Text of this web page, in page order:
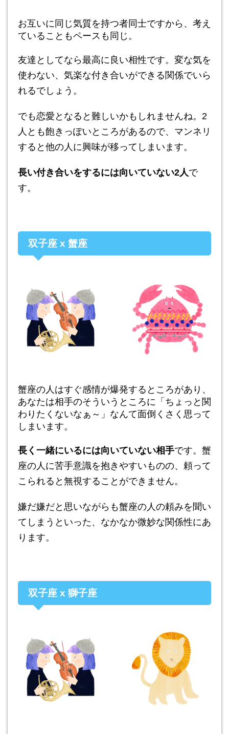
お互いに同じ気質を持つ者同士ですから、考え
ていることもペースも同じ。
友達としてなら最高に良い相性です。変な気を
使わない、気楽な付き合いができる関係でいら
れるでしょう。
でも恋愛となると難しいかもしれませんね。2
人とも飽きっぽいところがあるので、マンネリ
すると他の人に興味が移ってしまいます。
長い付き合いをするには向いていない2人で
す。
双子座 x 蟹座
蟹座の人はすぐ感情が爆発するところがあり、
あなたは相手のそういうところに「ちょっと関
わりたくないなぁ～」なんて面倒くさく思って
しまいます。
長く一緒にいるには向いていない相手です。蟹
座の人に苦手意識を抱きやすいものの、頼って
こられると無視することができません。
嫌だ嫌だと思いながらも蟹座の人の頼みを聞い
てしまうといった、なかなか微妙な関係性にあ
ります。
双子座 x 獅子座